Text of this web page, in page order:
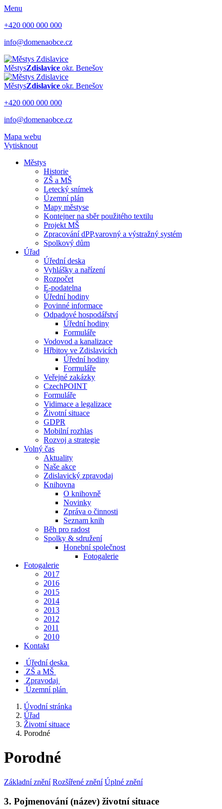
Menu
+420 000 000 000
info@domenaobce.cz
MěstysZdislavice okr. Benešov
MěstysZdislavice okr. Benešov
+420 000 000 000
info@domenaobce.cz
Mapa webu
Vytisknout
Městys
Historie
ZŠ a MŠ
Letecký snímek
Územní plán
Mapy městyse
Kontejner na sběr použitého textilu
Projekt MŠ
Zpracování dPP,varovný a výstražný systém
Spolkový dům
Úřad
Úřední deska
Vyhlášky a nařízení
Rozpočet
E-podatelna
Úřední hodiny
Povinné informace
Odpadové hospodářství
Úřední hodiny
Formuláře
Vodovod a kanalizace
Hřbitov ve Zdislavicích
Úřední hodiny
Formuláře
Veřejné zakázky
CzechPOINT
Formuláře
Vidimace a legalizace
Životní situace
GDPR
Mobilní rozhlas
Rozvoj a strategie
Volný čas
Aktuality
Naše akce
Zdislavický zpravodaj
Knihovna
O knihovně
Novinky
Zpráva o činnosti
Seznam knih
Běh pro radost
Spolky & sdružení
Honební společnost
Fotogalerie
Fotogalerie
2017
2016
2015
2014
2013
2012
2011
2010
Kontakt
Úřední deska
ZŠ a MŠ
Zpravodaj
Územní plán
Úvodní stránka
Úřad
Životní situace
Porodné
Porodné
Základní znění Rozšířené znění Úplné znění
3. Pojmenování (název) životní situace